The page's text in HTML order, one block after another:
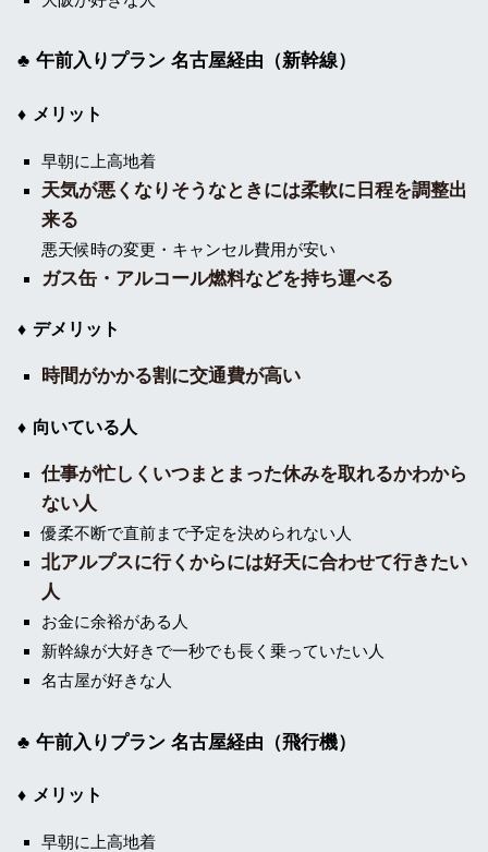
午前入りプラン 名古屋経由（新幹線）
メリット
早朝に上高地着
天気が悪くなりそうなときには柔軟に日程を調整出
来る
悪天候時の変更・キャンセル費用が安い
ガス缶・アルコール燃料などを持ち運べる
デメリット
時間がかかる割に交通費が高い
向いている人
仕事が忙しくいつまとまった休みを取れるかわから
ない人
優柔不断で直前まで予定を決められない人
北アルプスに行くからには好天に合わせて行きたい
人
お金に余裕がある人
新幹線が大好きで一秒でも長く乗っていたい人
名古屋が好きな人
午前入りプラン 名古屋経由（飛行機）
メリット
早朝に上高地着